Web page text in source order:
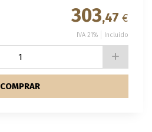
303,47 €
IVA 21% Incluido
COMPRAR